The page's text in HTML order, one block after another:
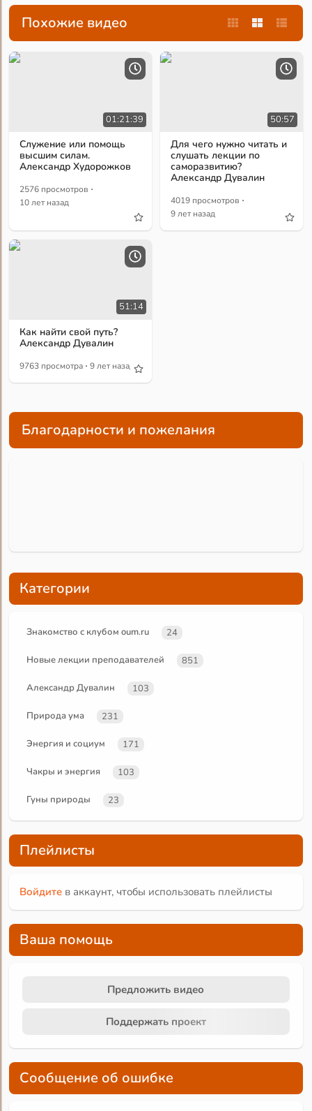
Похожие видео
01:21:39
Служение или помощь
высшим силам.
Александр Худорожков
2576 просмотров ·
10 лет назад
50:57
Для чего нужно читать и
слушать лекции по
саморазвитию?
Александр Дувалин
4019 просмотров ·
9 лет назад
51:14
Как найти свой путь?
Александр Дувалин
9763 просмотра · 9 лет назад
Благодарности и пожелания
Категории
Знакомство с клубом oum.ru 24
Новые лекции преподавателей 851
Александр Дувалин 103
Природа ума 231
Энергия и социум 171
Чакры и энергия 103
Гуны природы 23
Плейлисты
Войдите в аккаунт, чтобы использовать плейлисты
Ваша помощь
Предложить видео
Поддержать проект
Сообщение об ошибке